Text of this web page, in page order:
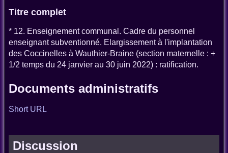
Titre complet
* 12. Enseignement communal. Cadre du personnel
enseignant subventionné. Elargissement à l'implantation
des Coccinelles à Wauthier-Braine (section maternelle : +
1/2 temps du 24 janvier au 30 juin 2022) : ratification.
Documents administratifs
Short URL
Discussion